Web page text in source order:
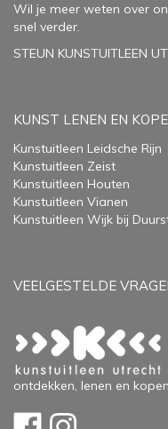
Wil je meer weten over
snel verder.
STEUN KUNSTUITLEEN
KUNST LENEN EN
Kunstuitleen Leidsche Rijn
Kunstuitleen Zeist
Kunstuitleen Houten
Kunstuitleen Vianen
Kunstuitleen Wijk bij
VEELGESTELDE
ontdekken, lenen en kopen